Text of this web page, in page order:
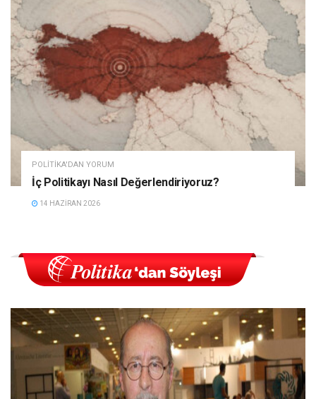
POLITIKA'DAN YORUM
İç Politikayı Nasıl Değerlendiriyoruz?
14 HAZIRAN 2026